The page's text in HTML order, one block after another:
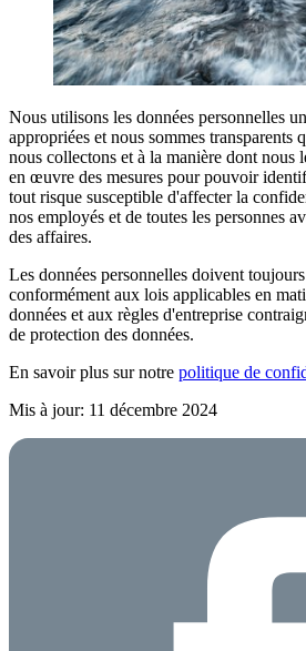
Nous utilisons les données personnelles
appropriées et nous sommes transparents
nous collectons et à la manière dont nous
en œuvre des mesures pour pouvoir
tout risque susceptible d'affecter la
nos employés et de toutes les personnes
des affaires.
Les données personnelles doivent
conformément aux lois applicables en
données et aux règles d'entreprise
de protection des données.
En savoir plus sur notre politique de
Mis à jour: 11 décembre 2024